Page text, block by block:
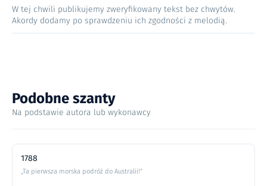
W tej chwili publikujemy zweryfikowany tekst bez chwytów.
Akordy dodamy po sprawdzeniu ich zgodności z melodią.
Podobne szanty
Na podstawie autora lub wykonawcy
1788
„Ta pierwsza morska podróż do Australii!”